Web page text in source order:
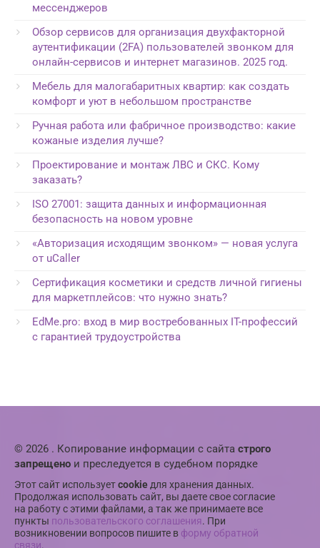
мессенджеров
Обзор сервисов для организация двухфакторной
аутентификации (2FA) пользователей звонком для
онлайн-сервисов и интернет магазинов. 2025 год.
Мебель для малогабаритных квартир: как создать
комфорт и уют в небольшом пространстве
Ручная работа или фабричное производство: какие
кожаные изделия лучше?
Проектирование и монтаж ЛВС и СКС. Кому
заказать?
ISO 27001: защита данных и информационная
безопасность на новом уровне
«Авторизация исходящим звонком» — новая услуга
от uCaller
Сертификация косметики и средств личной гигиены
для маркетплейсов: что нужно знать?
EdMe.pro: вход в мир востребованных IT-профессий
с гарантией трудоустройства
© 2026 . Копирование информации с сайта строго
запрещено и преследуется в судебном порядке
Этот сайт используетcookie для хранения данных.
Продолжая использовать сайт, вы даете свое согласие
на работу с этими файлами, а так же принимаете все
пункты пользовательского соглашения. При
возникновении вопросов пишите в форму обратной
связи.